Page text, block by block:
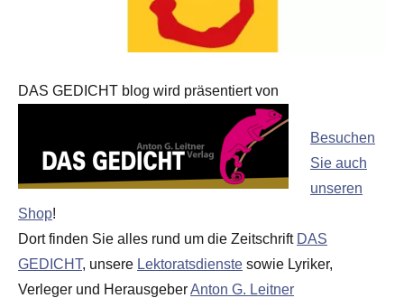
DAS GEDICHT blog wird präsentiert von
Besuchen
Sie auch
unseren
Shop!
Dort finden Sie alles rund um die Zeitschrift DAS
GEDICHT, unsere Lektoratsdienste sowie Lyriker,
Verleger und HerausgeberAnton G. Leitner